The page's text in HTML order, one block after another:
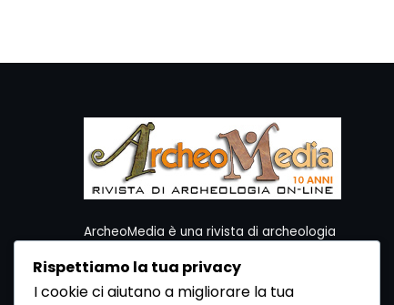
ArcheoMedia è una rivista di archeologia
Per contattare la Redazione potete utilizzare i
seguenti recapiti:
Rispettiamo la tua privacy
I cookie ci aiutano a migliorare la tua